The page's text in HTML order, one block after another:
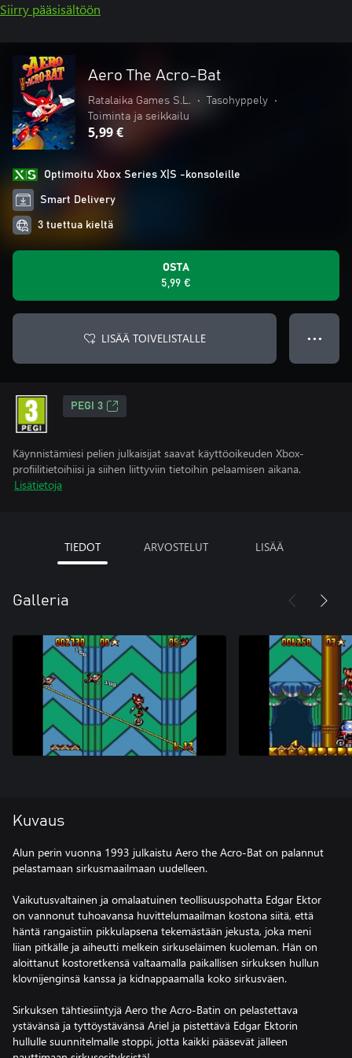
Siirry pääsisältöön
Aero The Acro-Bat
Ratalaika Games S.L. • Tasohyppely
•
Toiminta ja seikkailu
5,99 €
Optimoitu Xbox Series X|S -konsoleille
Smart Delivery
3 tuettua kieltä
OSTA
5,99 €
LISÄÄ TOIVELISTALLE ● ● ●
PEGI 3
Käynnistämiesi pelien julkaisijat saavat käyttöoikeuden Xbox-
profiilitietoihiisi ja siihen liittyviin tietoihin pelaamisen aikana.
Lisätietoja
TIEDOT ARVOSTELUT LISÄÄ
Galleria
Kuvaus
Alun perin vuonna 1993 julkaistu Aero the Acro-Bat on palannut
pelastamaan sirkusmaailmaan uudelleen.
Vaikutusvaltainen ja omalaatuinen teollisuuspohatta Edgar Ektor
on vannonut tuhoavansa huvittelumaailman kostona siitä, että
häntä rangaistiin pikkulapsena tekemästään jekusta, joka meni
liian pitkälle ja aiheutti melkein sirkuseläimen kuoleman. Hän on
aloittanut kostoretkensä valtaamalla paikallisen sirkuksen hullun
klovnijenginsä kanssa ja kidnappaamalla koko sirkusväen.
Sirkuksen tähtiesiintyjä Aero the Acro-Batin on pelastettava
ystävänsä ja tyttöystävänsä Ariel ja pistettävä Edgar Ektorin
hullulle suunnitelmalle stoppi, jotta kaikki pääsevät jälleen